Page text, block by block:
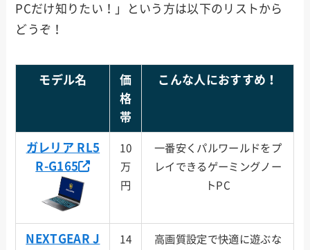
PCだけ知りたい！」という方は以下のリストから
どうぞ！
モデル名
価
格
帯
こんな人におすすめ！
ガレリア RL5
R-G165
10
万
円
一番安くパルワールドをプ
レイできるゲーミングノー
トPC
NEXTGEAR J
14
高画質設定で快適に遊ぶな